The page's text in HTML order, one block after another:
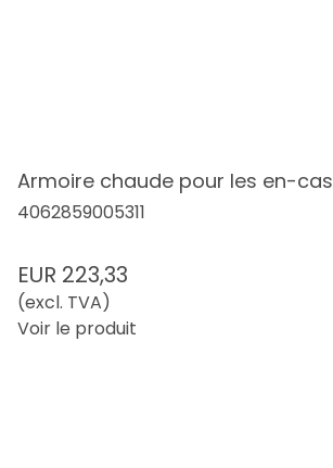
Armoire chaude pour les en-cas
4062859005311
EUR 223,33
(excl. TVA)
Voir le produit